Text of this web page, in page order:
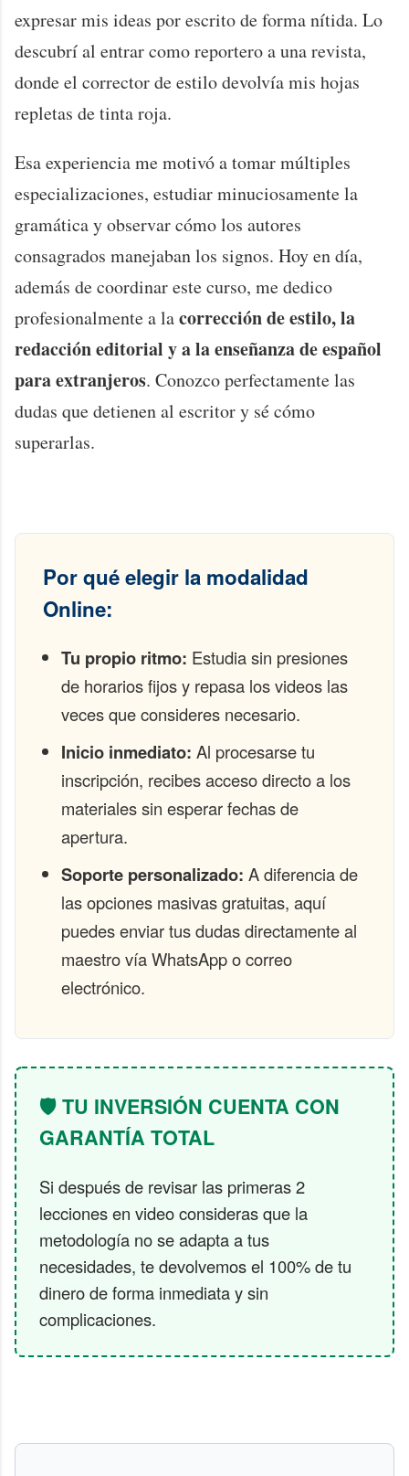
expresar mis ideas por escrito de forma nítida. Lo
descubrí al entrar como reportero a una revista,
donde el corrector de estilo devolvía mis hojas
repletas de tinta roja.
Esa experiencia me motivó a tomar múltiples
especializaciones, estudiar minuciosamente la
gramática y observar cómo los autores
consagrados manejaban los signos. Hoy en día,
además de coordinar este curso, me dedico
profesionalmente a lacorrección de estilo, la
redacción editorial y a la enseñanza de español
para extranjeros. Conozco perfectamente las
dudas que detienen al escritor y sé cómo
superarlas.
Por qué elegir la modalidad
Online:
Tu propio ritmo: Estudia sin presiones
de horarios fijos y repasa los videos las
veces que consideres necesario.
Inicio inmediato: Al procesarse tu
inscripción, recibes acceso directo a los
materiales sin esperar fechas de
apertura.
Soporte personalizado: A diferencia de
las opciones masivas gratuitas, aquí
puedes enviar tus dudas directamente al
maestro vía WhatsApp o correo
electrónico.
🛡️ TU INVERSIÓN CUENTA CON
GARANTÍA TOTAL
Si después de revisar las primeras 2
lecciones en video consideras que la
metodología no se adapta a tus
necesidades, te devolvemos el 100% de tu
dinero de forma inmediata y sin
complicaciones.